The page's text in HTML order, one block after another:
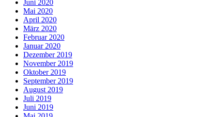
Juni 2020
Mai 2020
April 2020
März 2020
Februar 2020
Januar 2020
Dezember 2019
November 2019
Oktober 2019
September 2019
August 2019
Juli 2019
Juni 2019